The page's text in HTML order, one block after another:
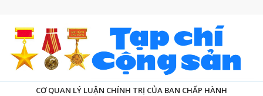
CƠ QUAN LÝ LUẬN CHÍNH TRỊ CỦA BAN CHẤP HÀNH